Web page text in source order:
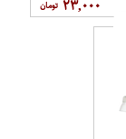
۲۳,۰۰۰